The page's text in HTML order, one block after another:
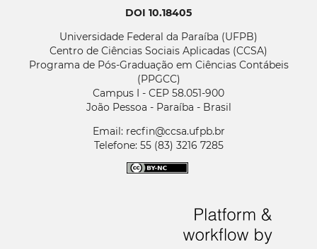
DOI 10.18405
Universidade Federal da Paraíba (UFPB)
Centro de Ciências Sociais Aplicadas (CCSA)
Programa de Pós-Graduação em Ciências Contábeis
(PPGCC)
Campus I - CEP 58.051-900
João Pessoa - Paraíba - Brasil
Email: recfin@ccsa.ufpb.br
Telefone: 55 (83) 3216 7285